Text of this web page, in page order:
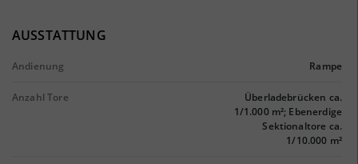
AUSSTATTUNG
Andienung Rampe
Anzahl Tore
Überladebrücken ca.
1/1.000 m²; Ebenerdige
Sektionaltore ca.
1/10.000 m²